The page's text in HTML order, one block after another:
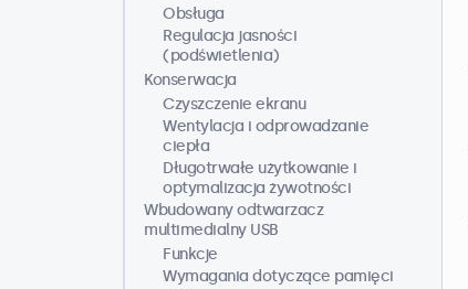
Obsługa
Regulacja jasności
(podświetlenia)
Konserwacja
Czyszczenie ekranu
Wentylacja i odprowadzanie
ciepła
Długotrwałe użytkowanie i
optymalizacja żywotności
Wbudowany odtwarzacz
multimedialny USB
Funkcje
Wymagania dotyczące pamięci